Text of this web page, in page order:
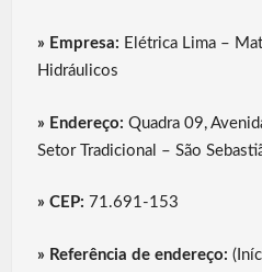
» Empresa: Elétrica Lima –
Hidráulicos
» Endereço: Quadra 09,
Setor Tradicional – São
» CEP: 71.691-153
» Referência de endereço: